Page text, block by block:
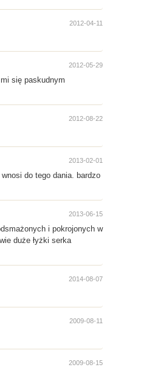
2012-04-11
2012-05-29
się paskudnym
2012-08-22
2013-02-01
do tego dania. bardzo
2013-06-15
i pokrojonych w
duże łyżki serka
2014-08-07
2009-08-11
2009-08-15